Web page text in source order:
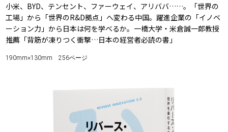
小米、BYD、テンセント、ファーウェイ、アリババ……。「世界の
工場」から「世界のR&D拠点」へ変わる中国。躍進企業の「イノベ
ーション力」から日本は何を学べるか。一橋大学・米倉誠一郎教授
推薦「背筋が凍りつく衝撃…日本の経営者必読の書」
190mm×130mm 256ページ